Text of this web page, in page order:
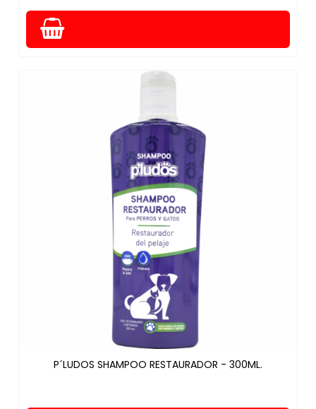
P´LUDOS SHAMPOO RESTAURADOR - 300ML.